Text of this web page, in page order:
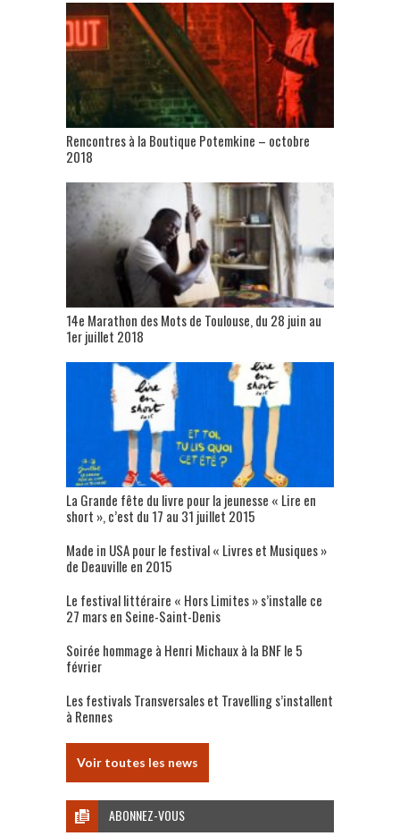
Rencontres à la Boutique Potemkine – octobre
2018
14e Marathon des Mots de Toulouse, du 28 juin au
1er juillet 2018
La Grande fête du livre pour la jeunesse « Lire en
short », c’est du 17 au 31 juillet 2015
Made in USA pour le festival « Livres et Musiques »
de Deauville en 2015
Le festival littéraire « Hors Limites » s’installe ce
27 mars en Seine-Saint-Denis
Soirée hommage à Henri Michaux à la BNF le 5
février
Les festivals Transversales et Travelling s’installent
à Rennes
Voir toutes les news
ABONNEZ-VOUS